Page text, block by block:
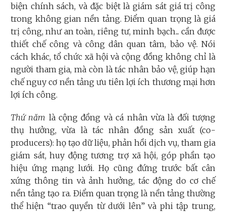
biện chính sách, và đặc biệt là giám sát giá trị công
trong không gian nền tảng. Điểm quan trọng là giá
trị công, như an toàn, riêng tư, minh bạch... cần được
thiết chế công và công dân quan tâm, bảo vệ. Nói
cách khác, tổ chức xã hội và cộng đồng không chỉ là
người tham gia, mà còn là tác nhân bảo vệ, giúp hạn
chế nguy cơ nền tảng ưu tiên lợi ích thương mại hơn
lợi ích công.
Thứ năm là cộng đồng và cá nhân vừa là đối tượng
thụ hưởng, vừa là tác nhân đồng sản xuất (co-
producers): họ tạo dữ liệu, phản hồi dịch vụ, tham gia
giám sát, huy động tương trợ xã hội, góp phần tạo
hiệu ứng mạng lưới. Họ cũng đứng trước bất cân
xứng thông tin và ảnh hưởng, tác động do cơ chế
nền tảng tạo ra. Điểm quan trọng là nền tảng thường
thể hiện “trao quyền từ dưới lên” và phi tập trung,